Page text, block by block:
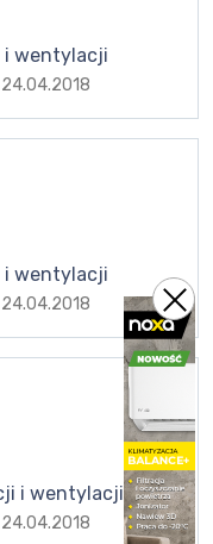
i wentylacji
24.04.2018
i wentylacji
24.04.2018
i wentylacji
24.04.2018